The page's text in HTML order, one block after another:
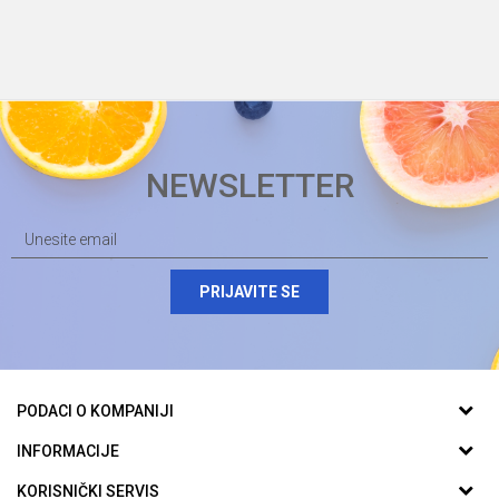
NEWSLETTER
PRIJAVITE SE
PODACI O KOMPANIJI
Biomarket plus d.o.o.
INFORMACIJE
O nama
KORISNIČKI SERVIS